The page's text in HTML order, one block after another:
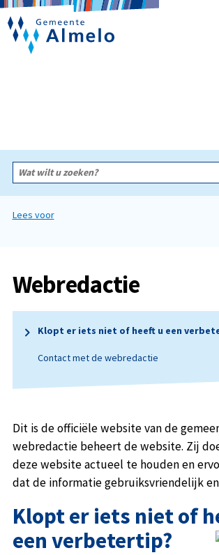
Wat
wilt
zoeken?
Lees voor
Webredactie
Klopt er iets niet of heeft u een
Contact met de webredactie
Dit is de officiële website van de
webredactie beheert de website. Zij
deze website actueel te houden en
dat de informatie gebruiksvriendelijk
Klopt er iets niet of
een verbetertip?